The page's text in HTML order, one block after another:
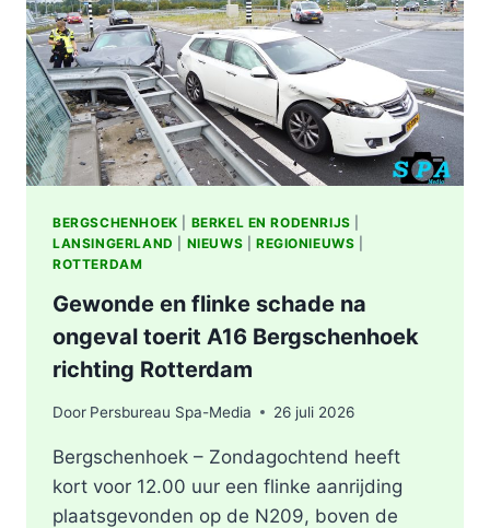
BERGSCHENHOEK BERKEL EN RODENRIJS
LANSINGERLAND
NIEUWS REGIONIEUWS
ROTTERDAM
Gewonde en flinke schade na
ongeval toerit A16 Bergschenhoek
richting Rotterdam
Door Persbureau Spa-Media 26 juli 2026
Bergschenhoek – Zondagochtend heeft
kort voor 12.00 uur een flinke aanrijding
plaatsgevonden op de N209, boven de